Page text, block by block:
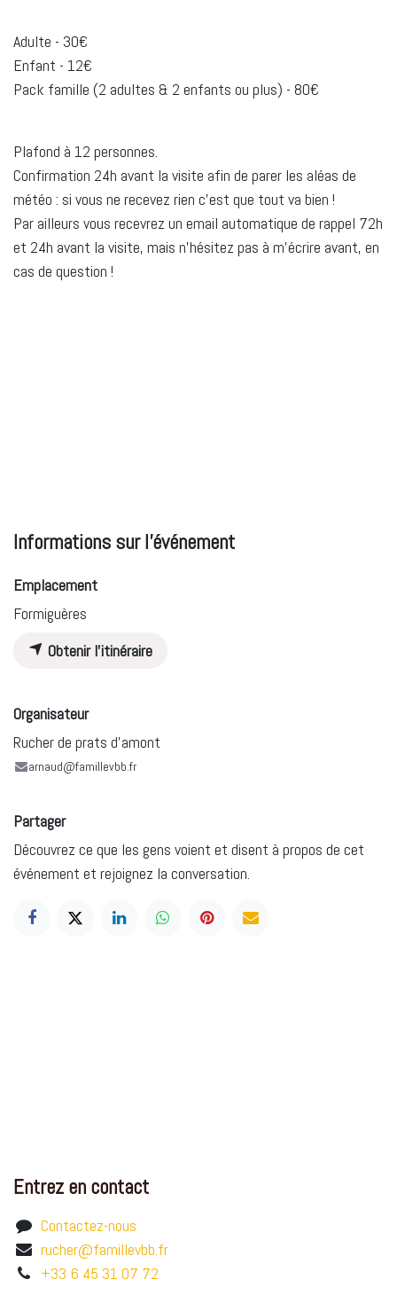
Adulte - 30€
Enfant - 12€
Pack famille (2 adultes & 2 enfants ou plus) - 80€
Plafond à 12 personnes.
Confirmation 24h avant la visite afin de parer les aléas de
météo : si vous ne recevez rien c'est que tout va bien !
Par ailleurs vous recevrez un email automatique de rappel 72h
et 24h avant la visite, mais n'hésitez pas à m'écrire avant, en
cas de question !
Informations sur l'événement
Emplacement
Formiguères
Obtenir l'itinéraire
Organisateur
Rucher de prats d'amont
arnaud@famillevbb.fr
Partager
Découvrez ce que les gens voient et disent à propos de cet
événement et rejoignez la conversation.
Entrez en contact
Contactez-nous
rucher@famillevbb.fr
+33 6 45 31 07 72